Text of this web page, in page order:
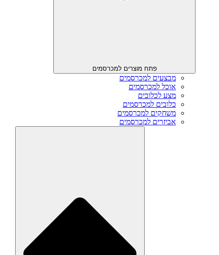
פתח מוצרים למכרסמים
מבצעים למכרסמים
אוכל למכרסמים
מצע לכלובים
כלובים למכרסמים
משחקים למכרסמים
אביזרים למכרסמים